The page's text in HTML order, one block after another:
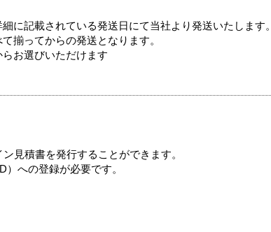
に記載されている発送日にて当社より発送いたします。
揃ってからの発送となります。
お選びいただけます
見積書を発行することができます。
への登録が必要です。